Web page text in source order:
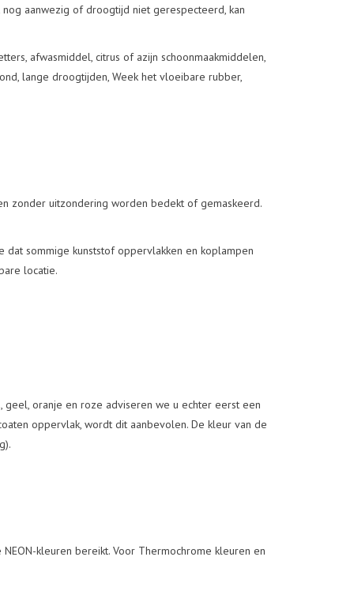
aanwezig of droogtijd niet gerespecteerd, kan
afwasmiddel, citrus of azijn schoonmaakmiddelen,
lange droogtijden, Week het vloeibare rubber,
zonder uitzondering worden bedekt of gemaskeerd.
sommige kunststof oppervlakken en koplampen
locatie.
oranje en roze adviseren we u echter eerst een
oppervlak, wordt dit aanbevolen. De kleur van de
kleuren bereikt. Voor Thermochrome kleuren en